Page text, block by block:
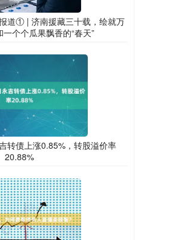
道① | 济南援藏三十载，绘就万
个个瓜果飘香的“春天”
转债上涨0.85%，转股溢价率
20.88%